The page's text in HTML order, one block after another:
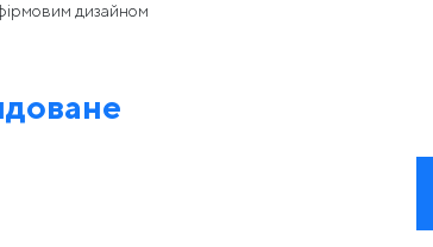
дизайном